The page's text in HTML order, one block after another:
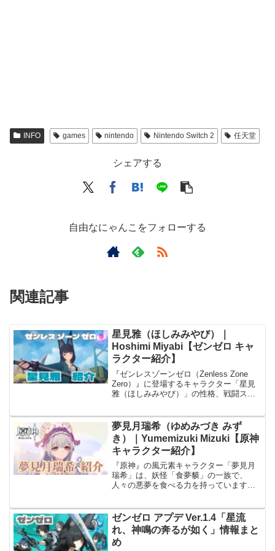
INFO games nintendo Nintendo Switch 2 任天堂
シェアする
自由なにゃんこをフォローする
関連記事
星見雅（ほしみみやび）｜
Hoshimi Miyabi【ゼンゼロ キャ
ラクター紹介】
『ゼンレスゾーンゼロ（Zenless Zone
Zero）』に登場するキャラクター「星見
雅（ほしみみやび）」の性格、戦闘スタ
介します。
夢見月瑞希（ゆめみづき みず
き）｜Yumemizuki Mizuki【原神
キャラクター紹介】
『原神』の風元素キャラクター「夢見月
瑞希」は、妖怪「食夢貘」の一族で、
人々の悪夢を食べる力を持っています。
らには担当声優まで詳しく解説します。
ゼンゼロ アプデ Ver.1.4「星流
れ、神鳴の奔るが如く」情報まと
め